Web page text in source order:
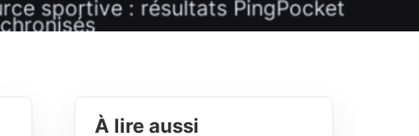
À lire aussi